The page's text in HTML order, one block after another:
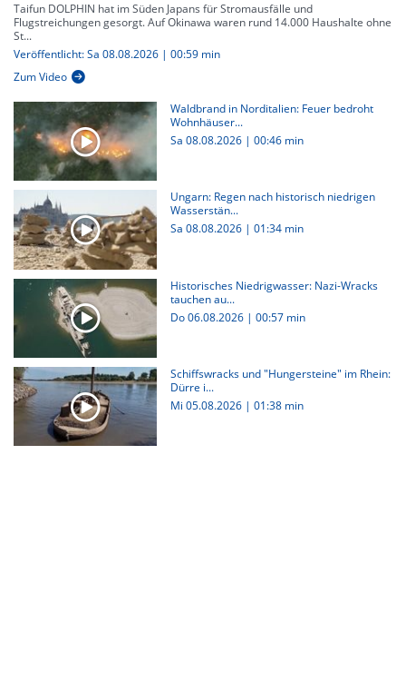
Taifun DOLPHIN hat im Süden Japans für Stromausfälle und
Flugstreichungen gesorgt. Auf Okinawa waren rund 14.000 Haushalte ohne
St...
Veröffentlicht: Sa 08.08.2026 | 00:59 min
Zum Video
Waldbrand in Norditalien: Feuer bedroht
Wohnhäuser...
Sa 08.08.2026 | 00:46 min
Ungarn: Regen nach historisch niedrigen
Wasserstän...
Sa 08.08.2026 | 01:34 min
Historisches Niedrigwasser: Nazi-Wracks
tauchen au...
Do 06.08.2026 | 00:57 min
Schiffswracks und "Hungersteine" im Rhein:
Dürre i...
Mi 05.08.2026 | 01:38 min